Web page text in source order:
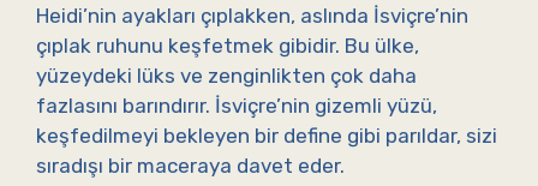
Heidi’nin ayakları çıplakken, aslında İsviçre’nin
çıplak ruhunu keşfetmek gibidir. Bu ülke,
yüzeydeki lüks ve zenginlikten çok daha
fazlasını barındırır. İsviçre’nin gizemli yüzü,
keşfedilmeyi bekleyen bir define gibi parıldar, sizi
sıradışı bir maceraya davet eder.